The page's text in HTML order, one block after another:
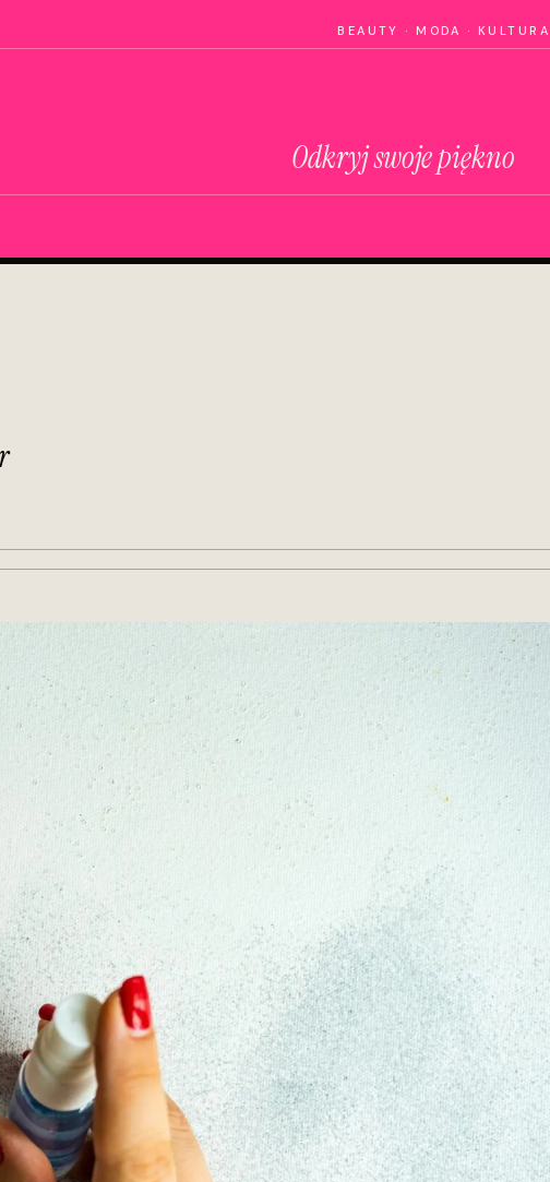
BEAUTY · MODA · KULTURA
Odkryj swoje piękno